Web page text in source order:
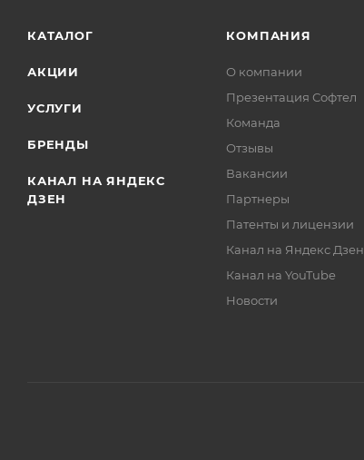
КАТАЛОГ
АКЦИИ
УСЛУГИ
БРЕНДЫ
КАНАЛ НА ЯНДЕКС
ДЗЕН
КОМПАНИЯ
О компании
Презентация Софтел
Команда
Отзывы
Вакансии
Партнеры
Патенты и лицензии
Канал на Яндекс Дзен
Канал на YouTube
Новости